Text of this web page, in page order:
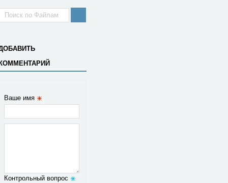
Ваше имя
Контрольный вопрос